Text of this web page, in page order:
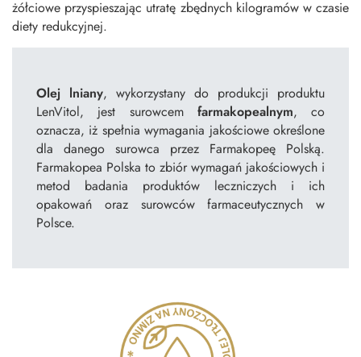
żółciowe przyspieszając utratę zbędnych kilogramów w czasie
diety redukcyjnej.
Olej lniany, wykorzystany do produkcji produktu
LenVitol, jest surowcem farmakopealnym, co
oznacza, iż spełnia wymagania jakościowe określone
dla danego surowca przez Farmakopeę Polską.
Farmakopea Polska to zbiór wymagań jakościowych i
metod badania produktów leczniczych i ich
opakowań oraz surowców farmaceutycznych w
Polsce.